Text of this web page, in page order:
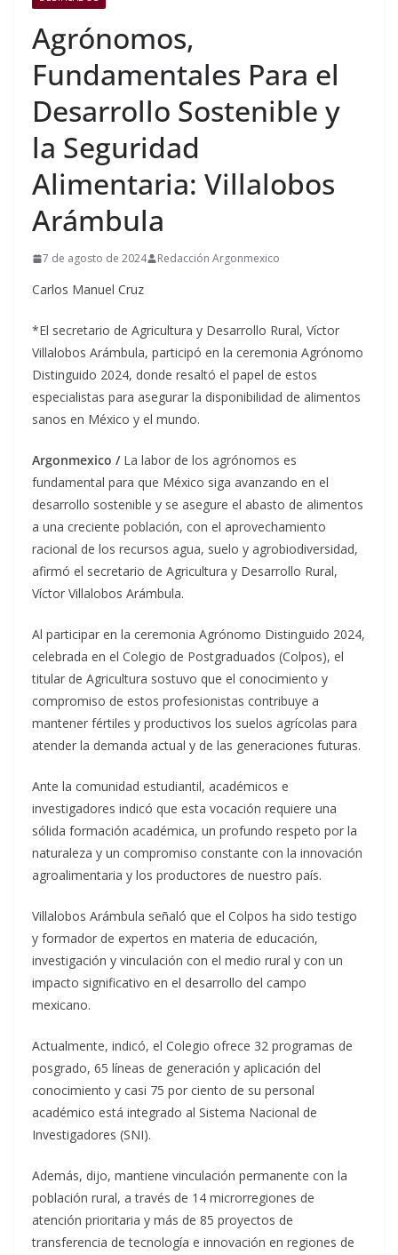
Agrónomos,
Fundamentales Para el
Desarrollo Sostenible y
la Seguridad
Alimentaria: Villalobos
Arámbula
7 de agosto de 2024 Redacción Argonmexico
Carlos Manuel Cruz
*El secretario de Agricultura y Desarrollo Rural, Víctor
Villalobos Arámbula, participó en la ceremonia Agrónomo
Distinguido 2024, donde resaltó el papel de estos
especialistas para asegurar la disponibilidad de alimentos
sanos en México y el mundo.
Argonmexico / La labor de los agrónomos es
fundamental para que México siga avanzando en el
desarrollo sostenible y se asegure el abasto de alimentos
a una creciente población, con el aprovechamiento
racional de los recursos agua, suelo y agrobiodiversidad,
afirmó el secretario de Agricultura y Desarrollo Rural,
Víctor Villalobos Arámbula.
Al participar en la ceremonia Agrónomo Distinguido 2024,
celebrada en el Colegio de Postgraduados (Colpos), el
titular de Agricultura sostuvo que el conocimiento y
compromiso de estos profesionistas contribuye a
mantener fértiles y productivos los suelos agrícolas para
atender la demanda actual y de las generaciones futuras.
Ante la comunidad estudiantil, académicos e
investigadores indicó que esta vocación requiere una
sólida formación académica, un profundo respeto por la
naturaleza y un compromiso constante con la innovación
agroalimentaria y los productores de nuestro país.
Villalobos Arámbula señaló que el Colpos ha sido testigo
y formador de expertos en materia de educación,
investigación y vinculación con el medio rural y con un
impacto significativo en el desarrollo del campo
mexicano.
Actualmente, indicó, el Colegio ofrece 32 programas de
posgrado, 65 líneas de generación y aplicación del
conocimiento y casi 75 por ciento de su personal
académico está integrado al Sistema Nacional de
Investigadores (SNI).
Además, dijo, mantiene vinculación permanente con la
población rural, a través de 14 microrregiones de
atención prioritaria y más de 85 proyectos de
transferencia de tecnología e innovación en regiones de